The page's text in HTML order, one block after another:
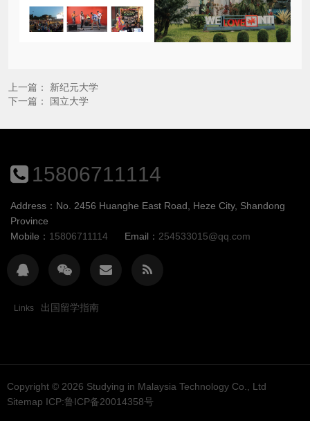
上一篇： 新纪元大学
下一篇：
国立大学
15806711114
Address：No. 2456 Huanghe East Road, Heze City, Shandong
Province
Mobile： 15806711114 Email： 254533015@qq.com
Links 出国留学指南
Copyright © 2026 Studying in Malaysia Technology Co., Ltd
Sitemap ICP:鲁ICP备20014358号